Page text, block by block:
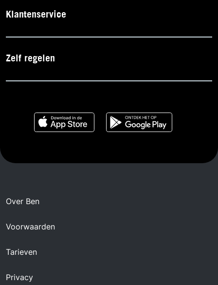
Klantenservice
Zelf regelen
Over Ben
Voorwaarden
Tarieven
Privacy